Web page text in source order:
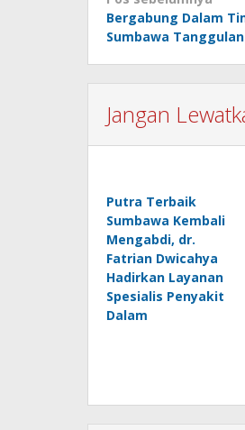
pos
Bergabung Dalam
Sumbawa
Jangan
Putra Terbaik
Sumbawa Kembali
Mengabdi, dr.
Fatrian Dwicahya
Hadirkan Layanan
Spesialis Penyakit
Dalam